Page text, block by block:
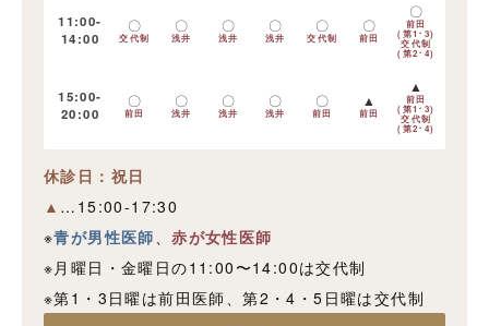
11:00-
14:00
〇
交代制
〇
浅井
〇
浅井
〇
浅井
〇
交代制
〇
前田
〇
前田
(第1･3)
交代制
(第2･4)
15:00-
20:00
〇
前田
〇
浅井
〇
浅井
〇
浅井
〇
前田
▲
前田
▲
前田
(第1･3)
交代制
(第2･4)
休診日：祝日
▲ …15:00-17:30
※青が男性医師 、赤が女性医師
※月曜日・金曜日の11:00〜14:00は交代制
※第1・3日曜は前田医師、第2・4・5日曜は交代制